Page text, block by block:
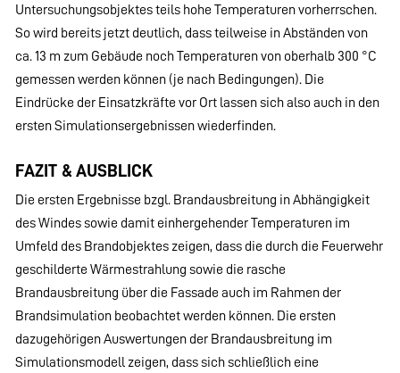
Untersuchungsobjektes teils hohe Temperaturen vorherrschen.
So wird bereits jetzt deutlich, dass teilweise in Abständen von
ca. 13 m zum Gebäude noch Temperaturen von oberhalb 300 °C
gemessen werden können (je nach Bedingungen). Die
Eindrücke der Einsatzkräfte vor Ort lassen sich also auch in den
ersten Simulationsergebnissen wiederfinden.
FAZIT & AUSBLICK
Die ersten Ergebnisse bzgl. Brandausbreitung in Abhängigkeit
des Windes sowie damit einhergehender Temperaturen im
Umfeld des Brandobjektes zeigen, dass die durch die Feuerwehr
geschilderte Wärmestrahlung sowie die rasche
Brandausbreitung über die Fassade auch im Rahmen der
Brandsimulation beobachtet werden können. Die ersten
dazugehörigen Auswertungen der Brandausbreitung im
Simulationsmodell zeigen, dass sich schließlich eine